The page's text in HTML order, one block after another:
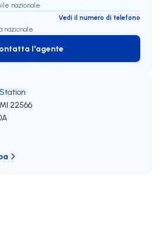
nazionale
Vedi il numero di telefono
nazionale
Contatta l'agente
l'agente
22566